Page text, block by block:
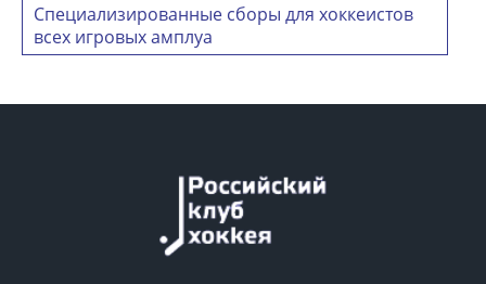
Специализированные сборы для хоккеистов
всех игровых амплуа